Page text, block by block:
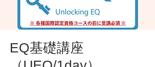
EQ基礎講座